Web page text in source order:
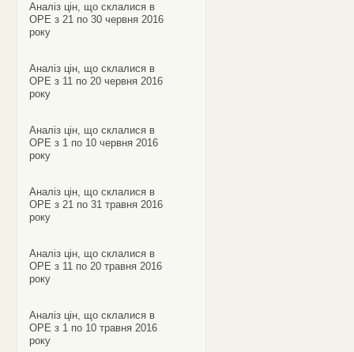
Аналіз цін, що склалися в
ОРЕ з 21 по 30 червня 2016
року
Аналіз цін, що склалися в
ОРЕ з 11 по 20 червня 2016
року
Аналіз цін, що склалися в
ОРЕ з 1 по 10 червня 2016
року
Аналіз цін, що склалися в
ОРЕ з 21 по 31 травня 2016
року
Аналіз цін, що склалися в
ОРЕ з 11 по 20 травня 2016
року
Аналіз цін, що склалися в
ОРЕ з 1 по 10 травня 2016
року